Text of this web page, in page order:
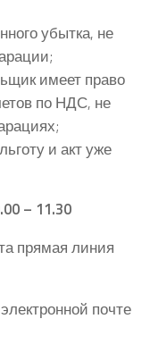
убытка, не
имеет право
по НДС, не
и акт уже
– 11.30
прямая линия
почте